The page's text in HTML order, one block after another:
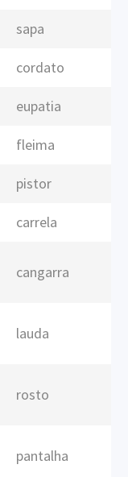
sapa
cordato
eupatia
fleima
pistor
carrela
cangarra
lauda
rosto
pantalha